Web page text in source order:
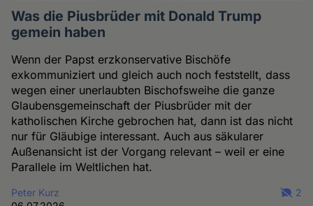
Was die Piusbrüder mit Donald Trump
gemein haben
Wenn der Papst erzkonservative Bischöfe
exkommuniziert und gleich auch noch feststellt, dass
wegen einer unerlaubten Bischofsweihe die ganze
Glaubensgemeinschaft der Piusbrüder mit der
katholischen Kirche gebrochen hat, dann ist das nicht
nur für Gläubige interessant. Auch aus säkularer
Außenansicht ist der Vorgang relevant – weil er eine
Parallele im Weltlichen hat.
Peter Kurz
2